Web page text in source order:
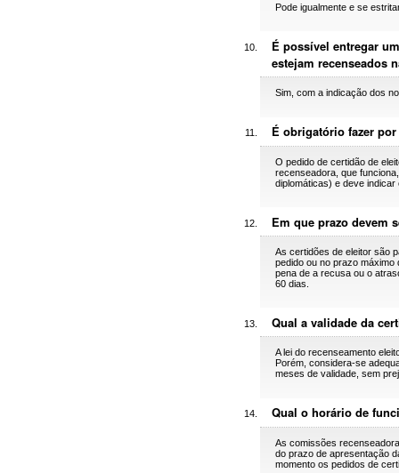
Pode igualmente e se
É possível entregar
estejam recenseados
Sim, com a indicação dos
É obrigatório fazer
O pedido de certidão de
recenseadora, que
diplomáticas) e deve
Em que prazo devem
As certidões de eleitor são
pedido ou no prazo
pena de a recusa ou o
60 dias.
Qual a validade da
A lei do recenseamento
Porém, considera-se
meses de validade, sem
Qual o horário de
As comissões
do prazo de apresentação
momento os pedidos de